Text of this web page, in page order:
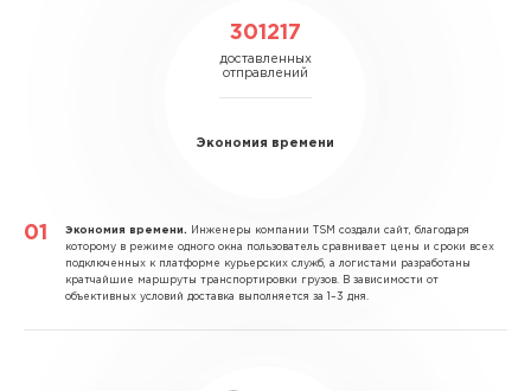
301217
доставленных
отправлений
Экономия времени
Экономия времени.
Инженеры компании TSM создали сайт, благодаря
которому в режиме одного окна пользователь сравнивает цены и сроки всех
подключенных к платформе курьерских служб, а логистами разработаны
кратчайшие маршруты транспортировки грузов. В зависимости от
объективных условий доставка выполняется за 1–3 дня.